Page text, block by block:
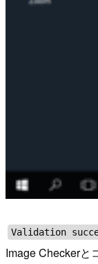
Validation
Image Checkerと